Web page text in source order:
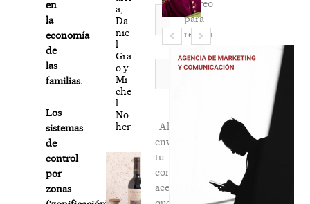
en
la
economía
de
las
familias.
Los
sistemas
de
control
por
zonas
a,
Da
nie
l
Gra
o y
Mi
che
l
No
her
Correo
electrónico*
correo
para
recibir
la
newsletter
Al
enviar
tu
comentario,
aceptas